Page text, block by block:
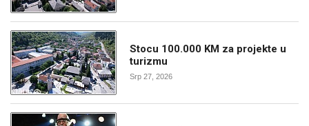
Stocu 100.000 KM za projekte u
turizmu
Srp 27, 2026